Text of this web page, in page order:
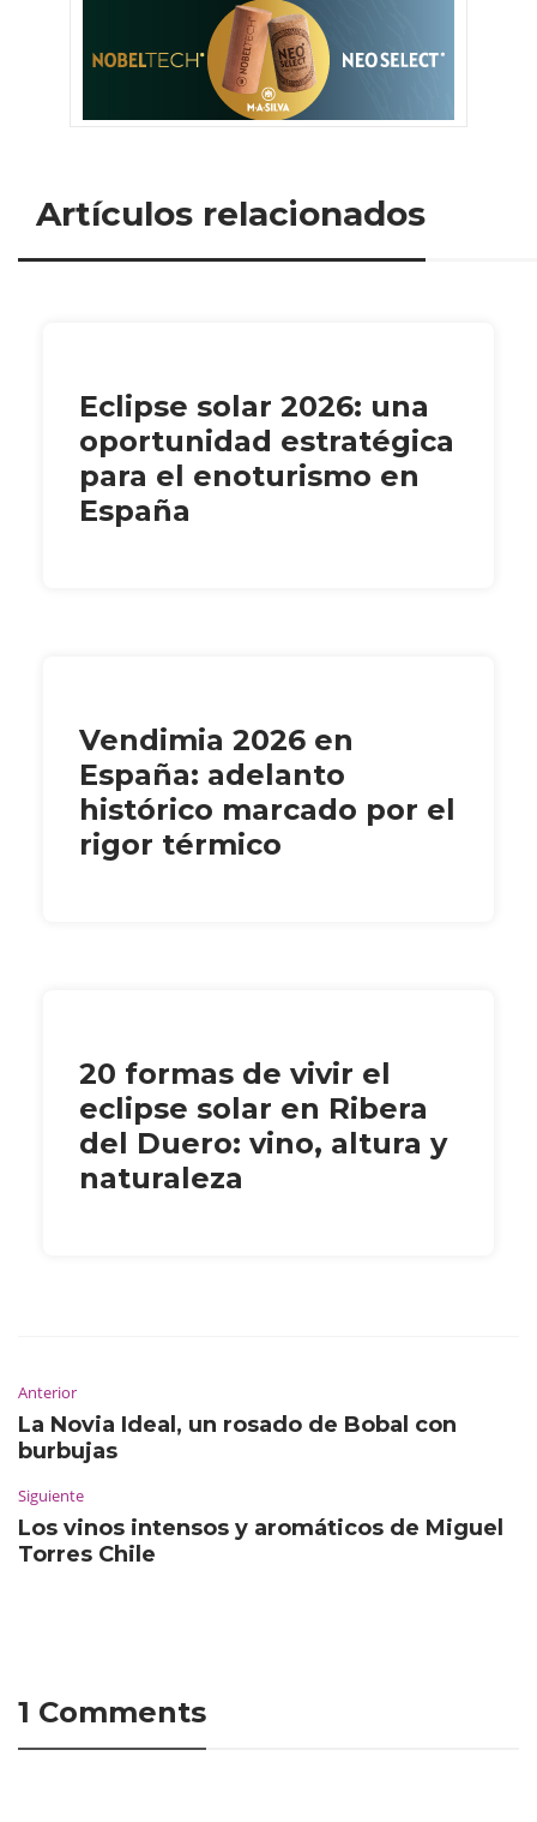
Artículos relacionados
Eclipse solar 2026: una
oportunidad estratégica
para el enoturismo en
España
Vendimia 2026 en
España: adelanto
histórico marcado por el
rigor térmico
20 formas de vivir el
eclipse solar en Ribera
del Duero: vino, altura y
naturaleza
Anterior
La Novia Ideal, un rosado de Bobal con
burbujas
Siguiente
Los vinos intensos y aromáticos de Miguel
Torres Chile
1 Comments